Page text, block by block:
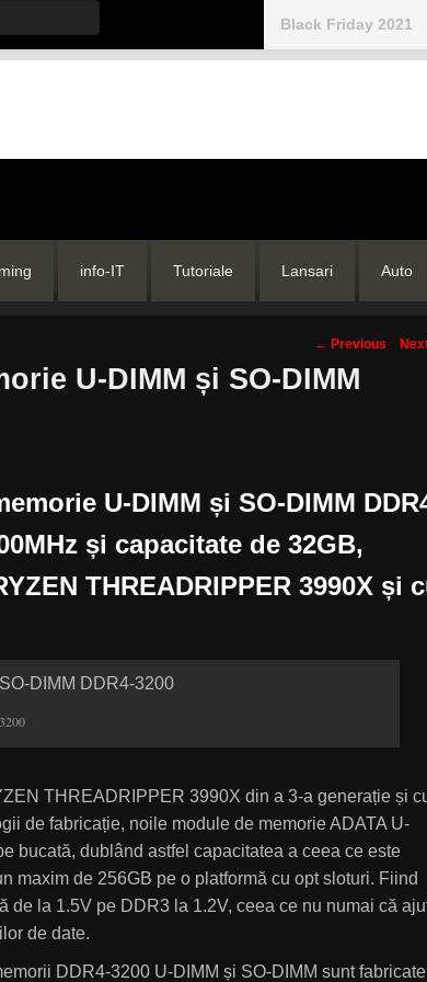
Black Friday 2021
info-IT Tutoriale Lansari Auto
Post
navigation
← Previous
U-DIMM și SO-DIMM
U-DIMM și SO-DIMM
și capacitate de 32GB,
THREADRIPPER 3990X și
THREADRIPPER 3990X din a 3-a generație și
de fabricație, noile module de memorie ADATA U-
bucată, dublând astfel capacitatea a ceea ce este
maxim de 256GB pe o platformă cu opt sloturi. Fiind
de la 1.5V pe DDR3 la 1.2V, ceea ce nu numai că
de date.
DDR4-3200 U-DIMM și SO-DIMM sunt